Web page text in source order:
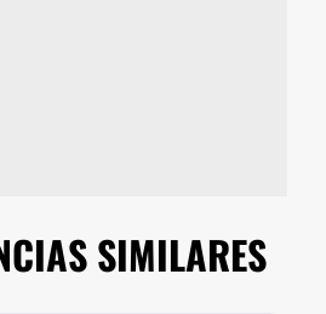
SIMILARES